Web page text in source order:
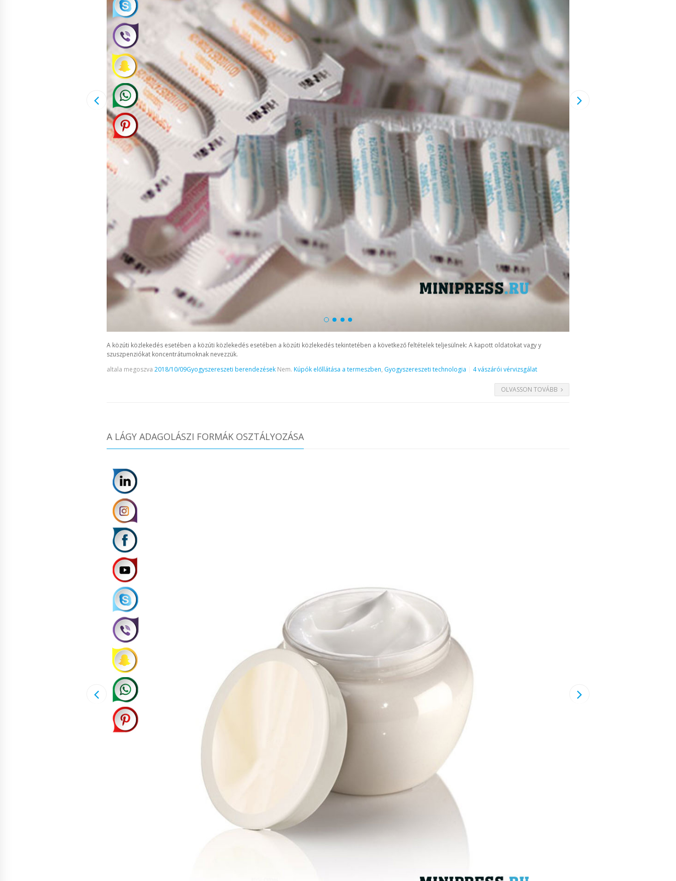
A közúti közlekedés esetében a közúti közlekedés esetében a közúti közlekedés tekintetében a következő feltételek teljesülnek: A kapott oldatokat vagy y
szuszpenziókat koncentrátumoknak nevezzük.
altala megoszva 2018/10/09Gyogyszereszeti berendezések Nem. Kúpók előllátása a termeszben, Gyogyszereszeti technologia 4 vászárói vérvizsgálat
OLVASSON TOVÁBB
A LÁGY ADAGOLÁSZI FORMÁK OSZTÁLYOZÁSA